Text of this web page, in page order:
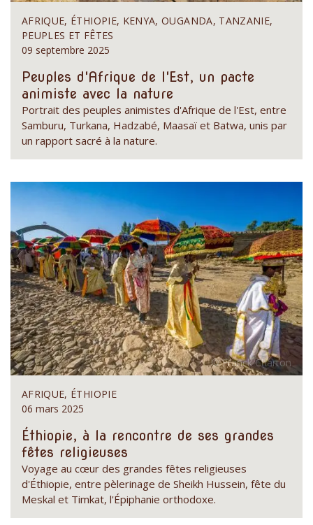
AFRIQUE, ÉTHIOPIE, KENYA, OUGANDA, TANZANIE,
PEUPLES ET FÊTES
09 septembre 2025
Peuples d'Afrique de l'Est, un pacte
animiste avec la nature
Portrait des peuples animistes d'Afrique de l'Est, entre
Samburu, Turkana, Hadzabé, Maasaï et Batwa, unis par
un rapport sacré à la nature.
AFRIQUE, ÉTHIOPIE
06 mars 2025
Éthiopie, à la rencontre de ses grandes
fêtes religieuses
Voyage au cœur des grandes fêtes religieuses
d'Éthiopie, entre pèlerinage de Sheikh Hussein, fête du
Meskal et Timkat, l'Épiphanie orthodoxe.